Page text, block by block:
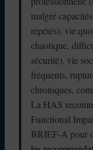
malgré
répétés), vie
chaotique,
sécurité), vie
fréquents,
chroniques,
La HAS
Functional
BRIEF-A pour